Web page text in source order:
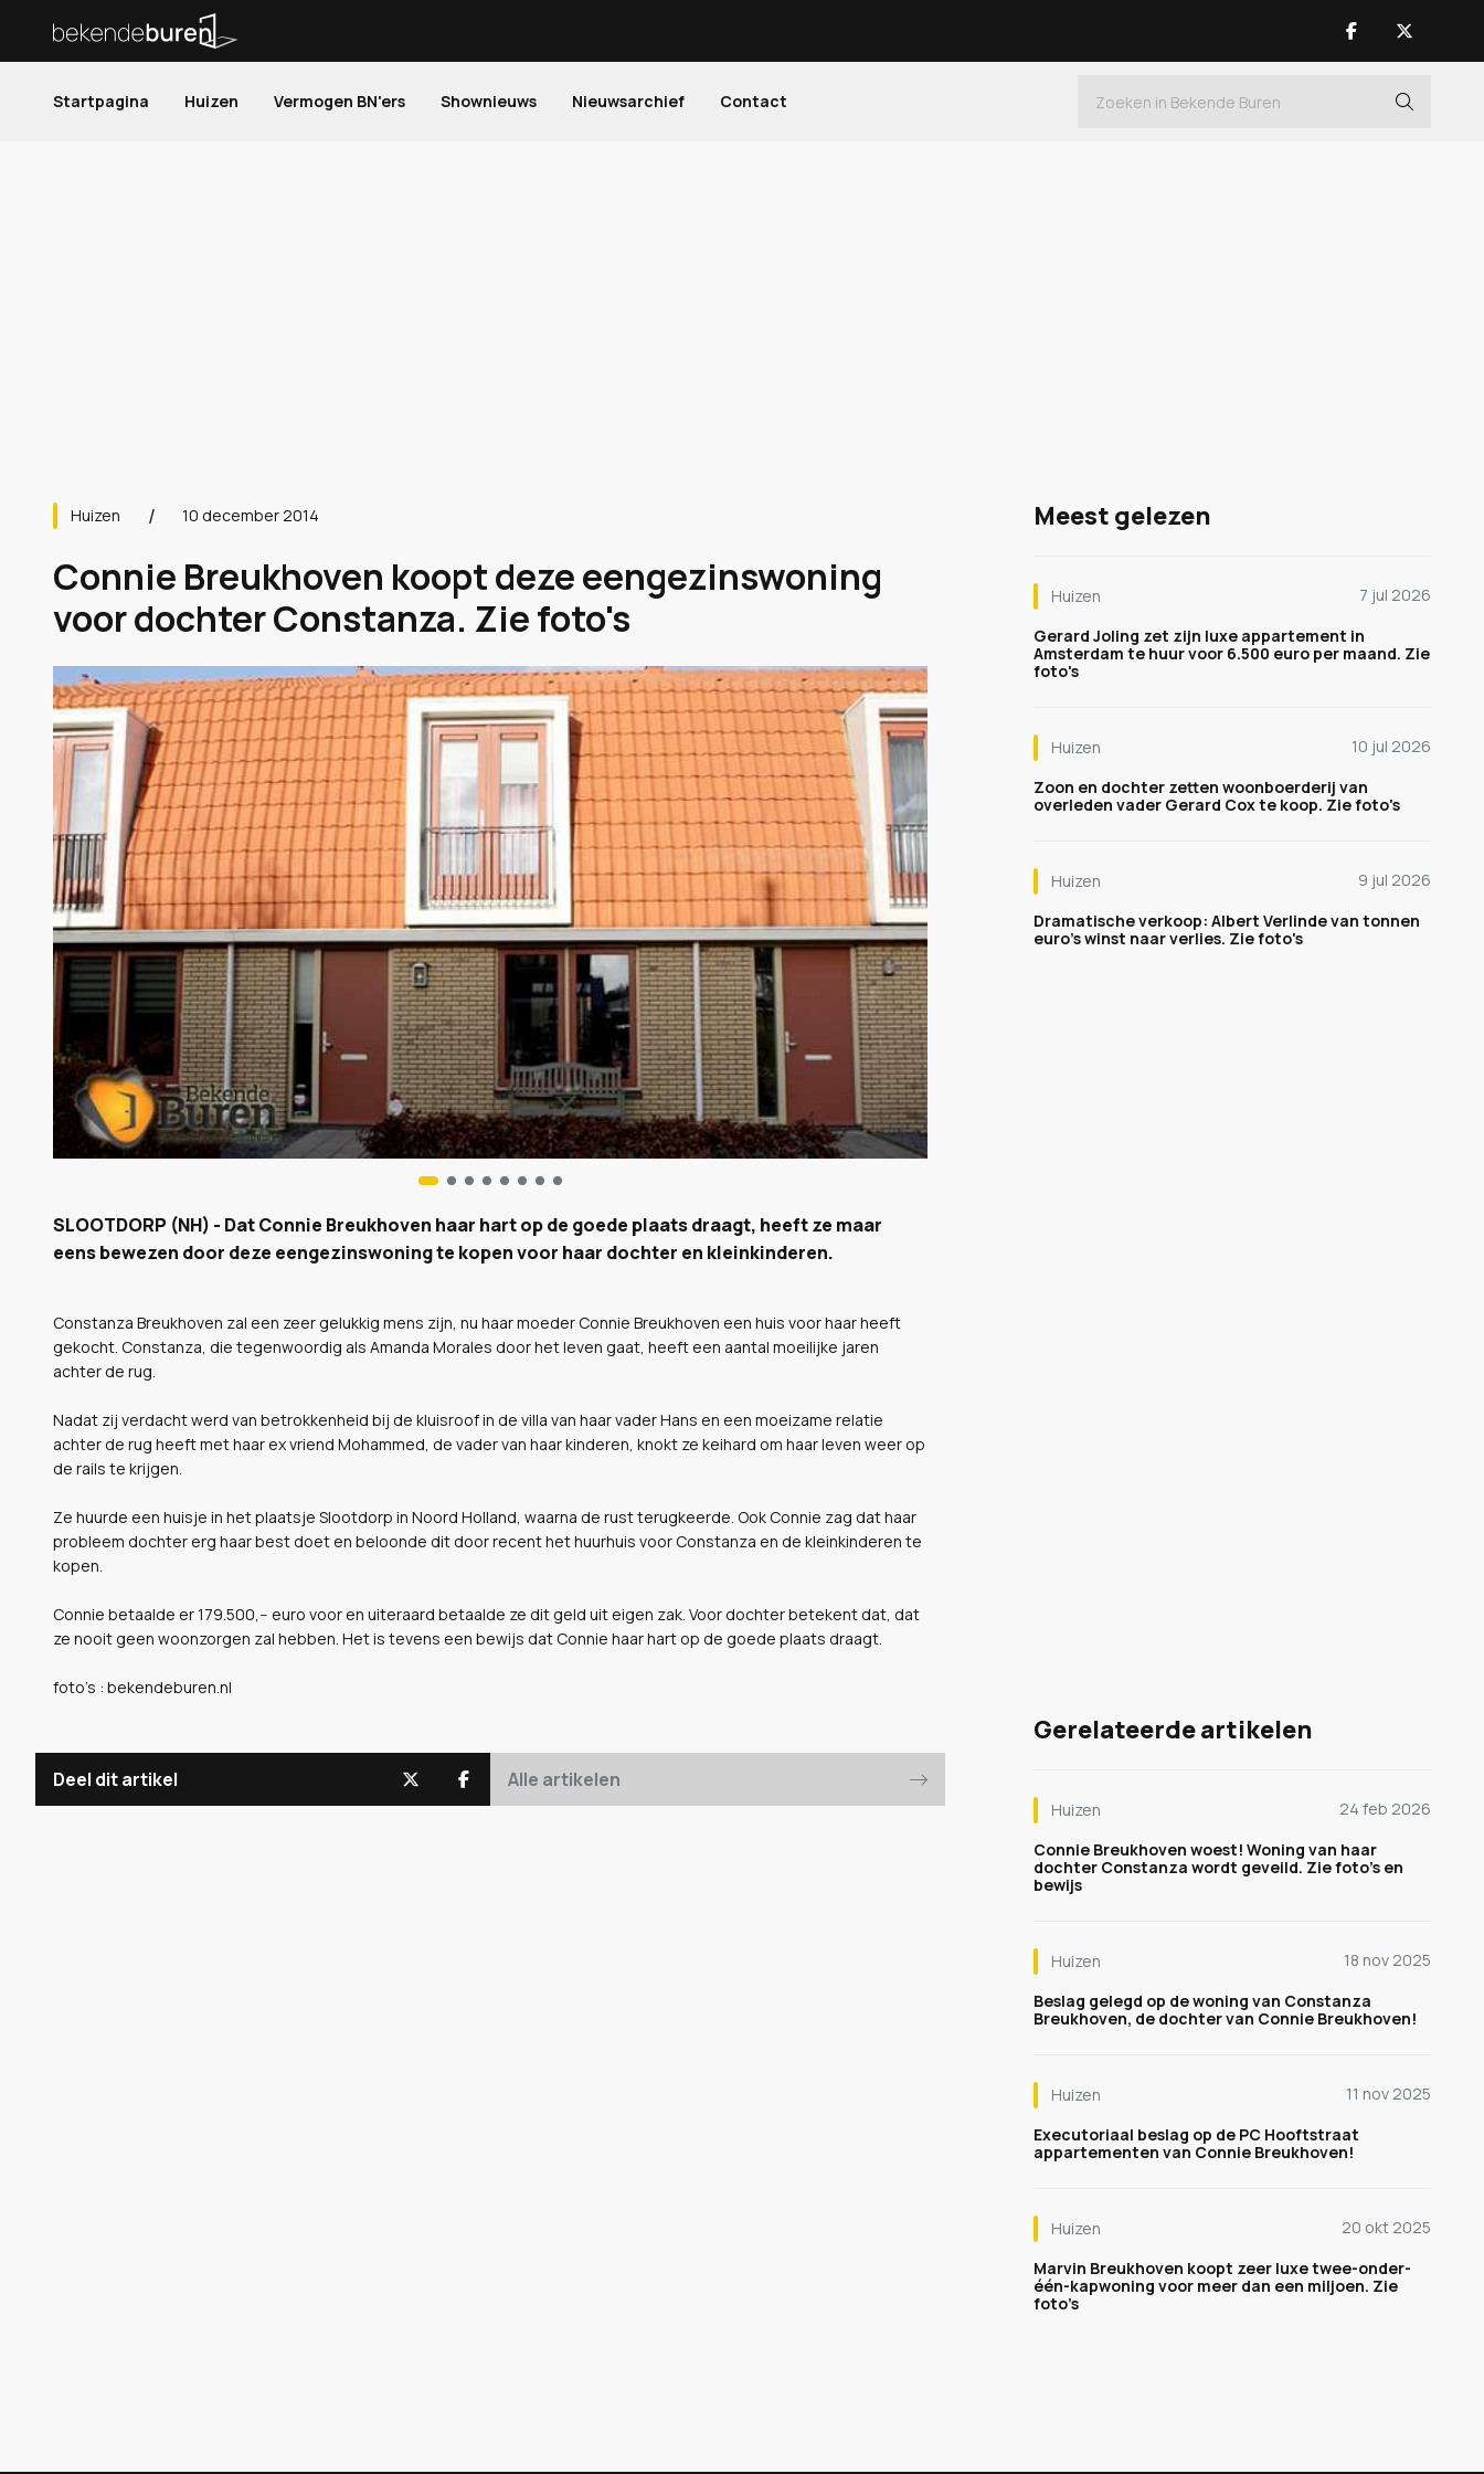
Startpagina Huizen Vermogen BN'ers Shownieuws Nieuwsarchief Contact
Huizen 10 december 2014
Connie Breukhoven koopt deze eengezinswoning
voor dochter Constanza. Zie foto's
SLOOTDORP (NH) - Dat Connie Breukhoven haar hart op de goede plaats draagt, heeft ze maar
eens bewezen door deze eengezinswoning te kopen voor haar dochter en kleinkinderen.
Constanza Breukhoven zal een zeer gelukkig mens zijn, nu haar moeder Connie Breukhoven een huis voor haar heeft
gekocht. Constanza, die tegenwoordig als Amanda Morales door het leven gaat, heeft een aantal moeilijke jaren
achter de rug.
Nadat zij verdacht werd van betrokkenheid bij de kluisroof in de villa van haar vader Hans en een moeizame relatie
achter de rug heeft met haar ex vriend Mohammed, de vader van haar kinderen, knokt ze keihard om haar leven weer op
de rails te krijgen.
Ze huurde een huisje in het plaatsje Slootdorp in Noord Holland, waarna de rust terugkeerde. Ook Connie zag dat haar
probleem dochter erg haar best doet en beloonde dit door recent het huurhuis voor Constanza en de kleinkinderen te
kopen.
Connie betaalde er 179.500,-- euro voor en uiteraard betaalde ze dit geld uit eigen zak. Voor dochter betekent dat, dat
ze nooit geen woonzorgen zal hebben. Het is tevens een bewijs dat Connie haar hart op de goede plaats draagt.
foto's : bekendeburen.nl
Deel dit artikel Alle artikelen
Meest gelezen
Huizen
7 jul 2026
Gerard Joling zet zijn luxe appartement in
Amsterdam te huur voor 6.500 euro per maand. Zie
foto's
Huizen
10 jul 2026
Zoon en dochter zetten woonboerderij van
overleden vader Gerard Cox te koop. Zie foto's
Huizen
9 jul 2026
Dramatische verkoop: Albert Verlinde van tonnen
euro's winst naar verlies. Zie foto's
Gerelateerde artikelen
Huizen
24 feb 2026
Connie Breukhoven woest! Woning van haar
dochter Constanza wordt geveild. Zie foto's en
bewijs
Huizen
18 nov 2025
Beslag gelegd op de woning van Constanza
Breukhoven, de dochter van Connie Breukhoven!
Huizen
11 nov 2025
Executoriaal beslag op de PC Hooftstraat
appartementen van Connie Breukhoven!
Huizen
20 okt 2025
Marvin Breukhoven koopt zeer luxe twee-onder-
één-kapwoning voor meer dan een miljoen. Zie
foto’s